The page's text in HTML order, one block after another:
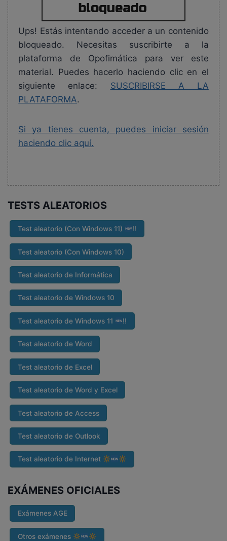
Ups! Estás intentando acceder a un contenido
bloqueado. Necesitas suscribirte a la
plataforma de Opofimática para ver este
material. Puedes hacerlo haciendo clic en el
siguiente enlace: SUSCRIBIRSE A LA
PLATAFORMA.
Si ya tienes cuenta, puedes iniciar sesión
haciendo clic aquí.
TESTS ALEATORIOS
Test aleatorio (Con Windows 11) ‼
Test aleatorio (Con Windows 10)
Test aleatorio de Informática
Test aleatorio de Windows 10
Test aleatorio de Windows 11 ‼
Test aleatorio de Word
Test aleatorio de Excel
Test aleatorio de Word y Excel
Test aleatorio de Access
Test aleatorio de Outlook
Test aleatorio de Internet
EXÁMENES OFICIALES
Exámenes AGE
Otros exámenes